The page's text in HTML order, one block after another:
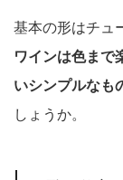
基本の形はチュ
ワインは色まで
いシンプルなも
しょうか。